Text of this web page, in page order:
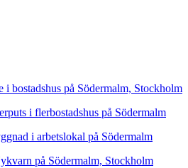
i bostadshus på Södermalm, Stockholm
i flerbostadshus på Södermalm
i arbetslokal på Södermalm
på Södermalm, Stockholm